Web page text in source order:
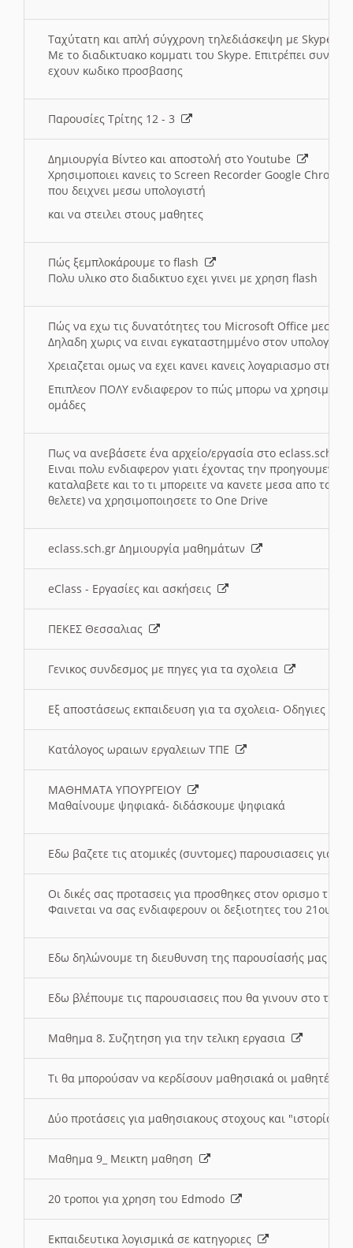
Ταχύτατη και απλή σύγχρονη τηλεδιάσκεψη με Skype
Με το διαδικτυακο κομματι του Skype. Επιτρέπει
εχουν κωδικο προσβασης
Παρουσίες Τρίτης 12 - 3
Δημιουργία Βίντεο και αποστολή στο Youtube
Χρησιμοποιει κανεις το Screen Recorder Google Chrome
που δειχνει μεσω υπολογιστή
και να στειλει στους μαθητες
Πώς ξεμπλοκάρουμε το flash
Πολυ υλικο στο διαδικτυο εχει γινει με χρηση flash
Πώς να εχω τις δυνατότητες του Microsoft Office μεσω
Δηλαδη χωρις να ειναι εγκαταστημμένο στον
Χρειαζεται ομως να εχει κανει κανεις λογαριασμο στη
Επιπλεον ΠΟΛΥ ενδιαφερον το πώς μπορω να
ομάδες
Πως να ανεβάσετε ένα αρχείο/εργασία στο eclass.sch.gr
Ειναι πολυ ενδιαφερον γιατι έχοντας την
καταλαβετε και το τι μπορειτε να κανετε μεσα απο το
θελετε) να χρησιμοποιησετε το One Drive
eclass.sch.gr Δημιουργία μαθημάτων
eClass - Εργασίες και ασκήσεις
ΠΕΚΕΣ Θεσσαλιας
Γενικος συνδεσμος με πηγες για τα σχολεια
Εξ αποστάσεως εκπαιδευση για τα σχολεια- Οδηγιες
Κατάλογος ωραιων εργαλειων ΤΠΕ
ΜΑΘΗΜΑΤΑ ΥΠΟΥΡΓΕΙΟΥ
Μαθαίνουμε ψηφιακά- διδάσκουμε ψηφιακά
Εδω βαζετε τις ατομικές (συντομες) παρουσιασεις για
Οι δικές σας προτασεις για προσθηκες στον ορισμο
Φαινεται να σας ενδιαφερουν οι δεξιοτητες του 21ου
Εδω δηλώνουμε τη διευθυνση της παρουσίασής μας
Εδω βλέπουμε τις παρουσιασεις που θα γινουν στο
Μαθημα 8. Συζητηση για την τελικη εργασια
Τι θα μπορούσαν να κερδίσουν μαθησιακά οι μαθητές/
Δύο προτάσεις για μαθησιακους στοχους και "ιστορία"
Μαθημα 9_ Μεικτη μαθηση
20 τροποι για χρηση του Edmodo
Εκπαιδευτικα λογισμικά σε κατηγοριες